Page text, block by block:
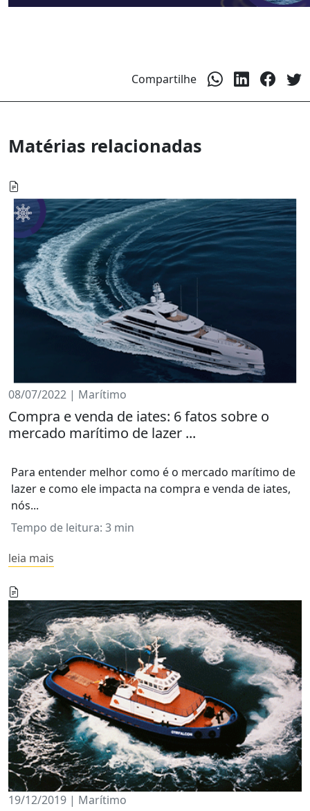
Compartilhe
Matérias relacionadas
08/07/2022 | Marítimo
Compra e venda de iates: 6 fatos sobre o
mercado marítimo de lazer ...
Para entender melhor como é o mercado marítimo de
lazer e como ele impacta na compra e venda de iates,
nós...
Tempo de leitura: 3 min
leia mais
19/12/2019 | Marítimo